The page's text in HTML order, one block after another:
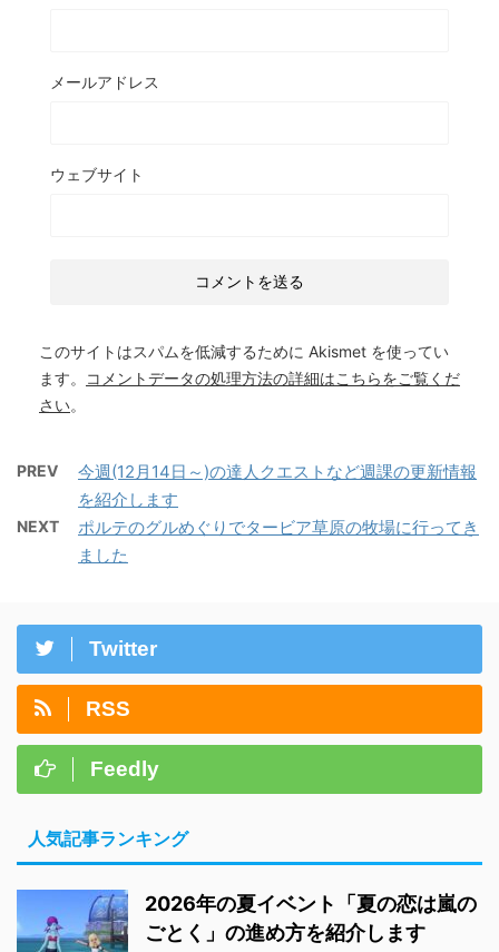
メールアドレス
ウェブサイト
このサイトはスパムを低減するために Akismet を使ってい
ます。
コメントデータの処理方法の詳細はこちらをご覧くだ
さい。
PREV
今週(12月14日～)の達人クエストなど週課の更新情報
を紹介します
NEXT
ポルテのグルめぐりでタービア草原の牧場に行ってき
ました
Twitter
RSS
Feedly
人気記事ランキング
2026年の夏イベント「夏の恋は嵐の
ごとく」の進め方を紹介します